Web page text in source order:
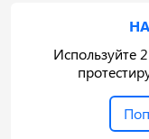
Используйте